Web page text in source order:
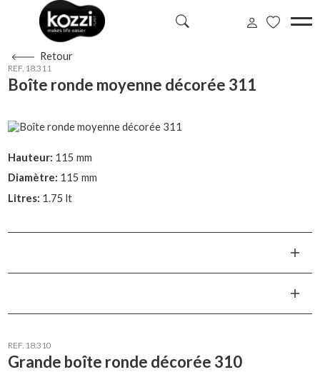
Retour
REF. 18.311
Boîte ronde moyenne décorée 311
Hauteur: 115 mm
Diamètre: 115 mm
Litres: 1.75 lt
REF. 18.310
Grande boîte ronde décorée 310